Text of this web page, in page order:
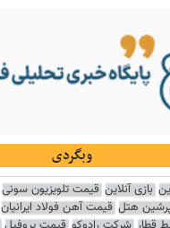
وبگردی
بازی آنلاین قیمت تلویزیون سونی
هتل قیمت آهن فولاد ایرانیان